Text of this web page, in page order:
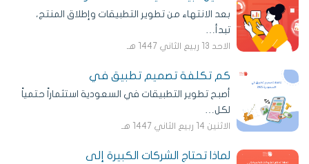
بعد الانتهاء من تطوير التطبيقات وإطلاق المنتج،
تبدأ…
الاحد 13 ربيع الثاني 1447 هـ
كم تكلفة تصميم تطبيق في
أصبح تطوير التطبيقات في السعودية استثماراً حتمياً
لكل…
الاثنين 14 ربيع الثاني 1447 هـ
لماذا تحتاج الشركات الكبيرة إلى